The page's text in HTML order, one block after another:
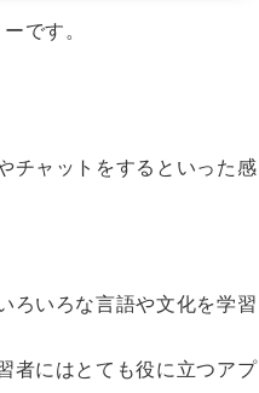
です。
チャットをするといった感
ろいろな言語や文化を学習
者にはとても役に立つアプ